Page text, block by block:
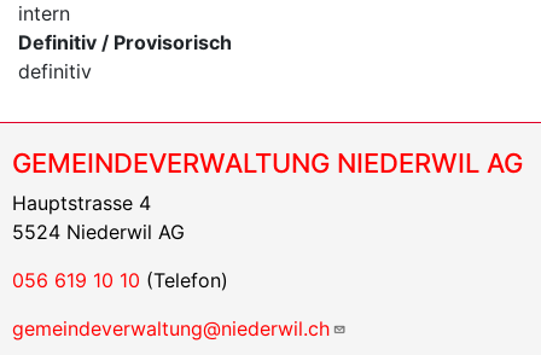
intern
Definitiv / Provisorisch
definitiv
GEMEINDEVERWALTUNG NIEDERWIL AG
Hauptstrasse 4
5524 Niederwil AG
056 619 10 10 (Telefon)
gemeindeverwaltung@niederwil.ch